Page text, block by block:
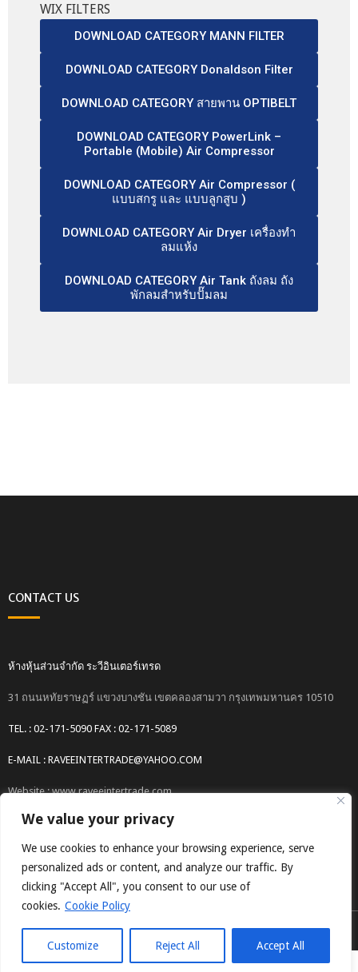
We value your privacy
We use cookies to enhance your browsing experience, serve
personalized ads or content, and analyze our traffic. By
clicking "Accept All", you consent to our use of
cookies. Cookie Policy
Customize Reject All Accept All
WIX FILTERS
DOWNLOAD CATEGORY MANN FILTER
DOWNLOAD CATEGORY Donaldson Filter
DOWNLOAD CATEGORY สายพาน OPTIBELT
DOWNLOAD CATEGORY PowerLink –
Portable (Mobile) Air Compressor
DOWNLOAD CATEGORY Air Compressor (
แบบสกรู และ แบบลูกสูบ )
DOWNLOAD CATEGORY Air Dryer เครื่องทำ
ลมแห้ง
DOWNLOAD CATEGORY Air Tank ถังลม ถัง
พักลมสำหรับปั๊มลม
CONTACT US
ห้างหุ้นส่วนจำกัด ระวีอินเตอร์เทรด
31 ถนนหทัยราษฏร์ แขวงบางชัน เขตคลองสามวา กรุงเทพมหานคร 10510
TEL. : 02-171-5090 FAX : 02-171-5089
E-MAIL : RAVEEINTERTRADE@YAHOO.COM
Website : www.raveeintertrade.com
COPYRIGHT © 2017 RAVEEINTERTRADE CO.,LTD.